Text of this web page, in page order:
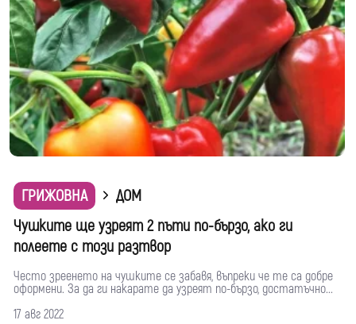
ГРИЖОВНА
ДОМ
Чушките ще узреят 2 пъти по-бързо, ако ги
полеете с този разтвор
Често зреенето на чушките се забавя, въпреки че те са добре
оформени. За да ги накарате да узреят по-бързо, достатъчно...
17 авг 2022